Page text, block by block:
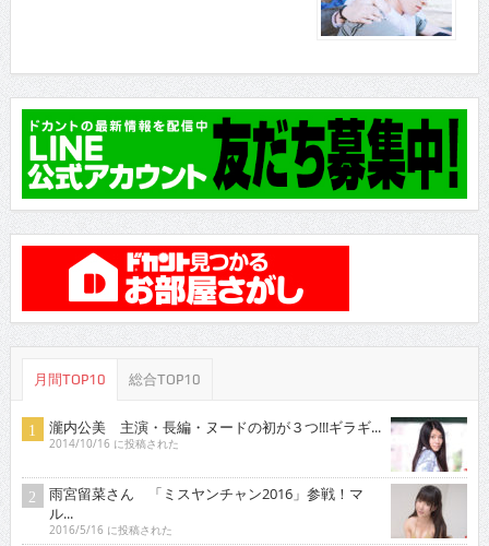
月間TOP10 総合TOP10
瀧内公美 主演・長編・ヌードの初が３つ!!!ギラギ...
2014/10/16 に投稿された
雨宮留菜さん 「ミスヤンチャン2016」参戦！マ
ル...
2016/5/16 に投稿された